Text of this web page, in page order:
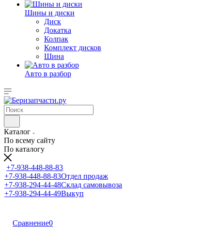
Шины и диски
Диск
Докатка
Колпак
Комплект дисков
Шина
Авто в разбор
Каталог
По всему сайту
По каталогу
+7-938-448-88-83
+7-938-448-88-83Отдел продаж
+7-938-294-44-48Склад самовывоза
+7-938-294-44-49Выкуп
Сравнение0